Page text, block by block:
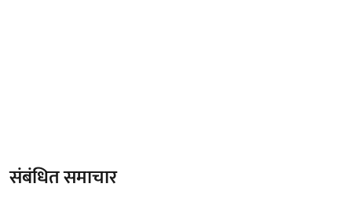
संबंधित समाचार